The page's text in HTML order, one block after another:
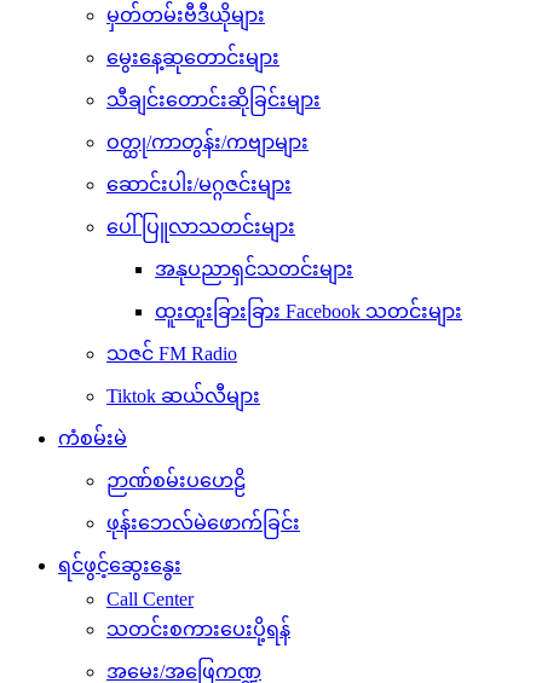
မှတ်တမ်းဗီဒီယိုများ
မွေးနေ့ဆုတောင်းများ
သီချင်းတောင်းဆိုခြင်းများ
ဝတ္ထု/ကာတွန်း/ကဗျာများ
ဆောင်းပါး/မဂ္ဂဇင်းများ
ပေါ်ပြူလာသတင်းများ
အနုပညာရှင်သတင်းများ
ထူးထူးခြားခြား Facebook သတင်းများ
သဇင် FM Radio
Tiktok ဆယ်လီများ
ကံစမ်းမဲ
ဉာဏ်စမ်းပဟေဠိ
ဖုန်းဘေလ်မဲဖောက်ခြင်း
ရင်ဖွင့်ဆွေးနွေး
Call Center
သတင်းစကားပေးပို့ရန်
အမေး/အဖြေကဏ္ဍ